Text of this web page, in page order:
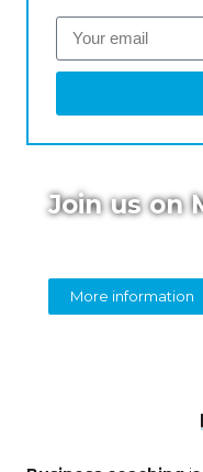
Join us on
More information